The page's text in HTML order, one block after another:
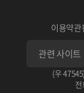
이용약관
(우